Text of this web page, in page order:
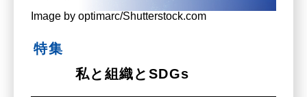
Image by optimarc/Shutterstock.com
特集
私と組織とSDGs